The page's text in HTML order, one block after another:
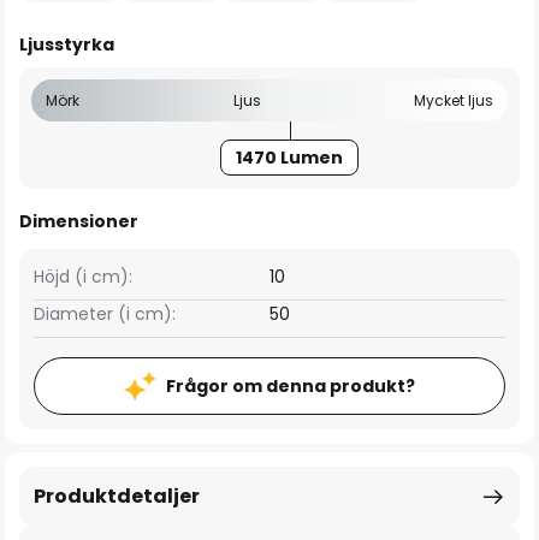
Ljusstyrka
Mörk Ljus Mycket ljus
1470 Lumen
Dimensioner
Höjd (i cm):
10
Diameter (i cm):
50
Frågor om denna produkt?
Produktdetaljer